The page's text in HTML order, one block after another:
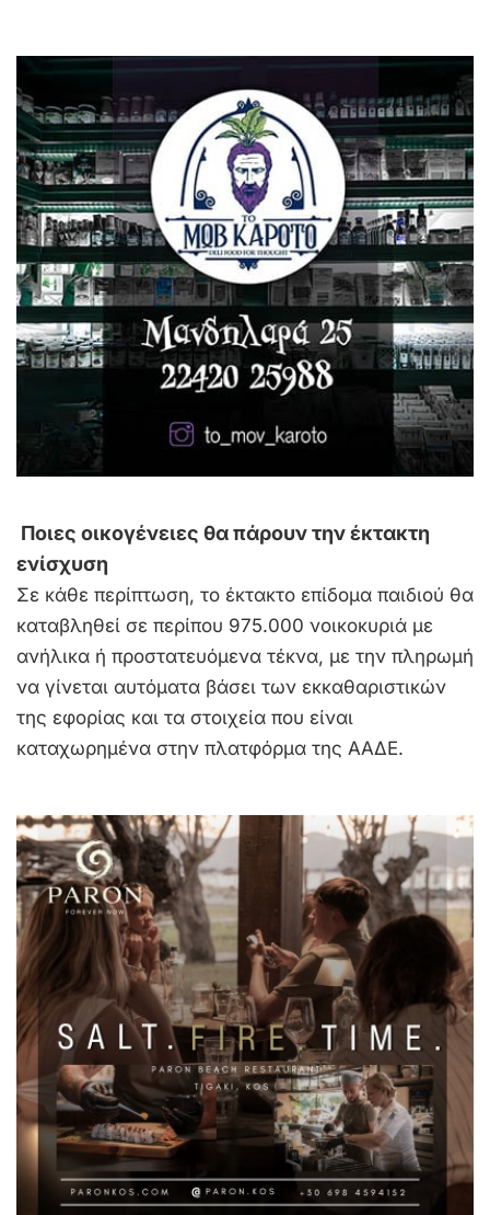
Ποιες οικογένειες θα πάρουν την έκτακτη
ενίσχυση
Σε κάθε περίπτωση, το έκτακτο επίδομα παιδιού θα
καταβληθεί σε περίπου 975.000 νοικοκυριά με
ανήλικα ή προστατευόμενα τέκνα, με την πληρωμή
να γίνεται αυτόματα βάσει των εκκαθαριστικών
της εφορίας και τα στοιχεία που είναι
καταχωρημένα στην πλατφόρμα της ΑΑΔΕ.